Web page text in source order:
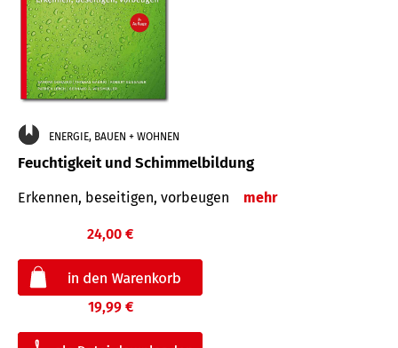
ENERGIE, BAUEN + WOHNEN
Feuchtigkeit und Schimmelbildung
Erkennen, beseitigen, vorbeugen mehr
24,00 €
19,99 €